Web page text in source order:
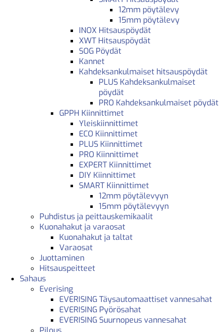
12mm pöytälevy
15mm pöytälevy
INOX Hitsauspöydät
XWT Hitsauspöydät
SOG Pöydät
Kannet
Kahdeksankulmaiset hitsauspöydät
PLUS Kahdeksankulmaiset
pöydät
PRO Kahdeksankulmaiset pöydät
GPPH Kiinnittimet
Yleiskiinnittimet
ECO Kiinnittimet
PLUS Kiinnittimet
PRO Kiinnittimet
EXPERT Kiinnittimet
DIY Kiinnittimet
SMART Kiinnittimet
12mm pöytälevyyn
15mm pöytälevyyn
Puhdistus ja peittauskemikaalit
Kuonahakut ja varaosat
Kuonahakut ja taltat
Varaosat
Juottaminen
Hitsauspeitteet
Sahaus
Everising
EVERISING Täysautomaattiset vannesahat
EVERISING Pyörösahat
EVERISING Suurnopeus vannesahat